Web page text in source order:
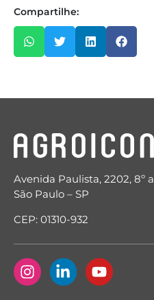
Compartilhe:
Avenida Paulista, 2202, 8º
São Paulo – SP
CEP: 01310-932